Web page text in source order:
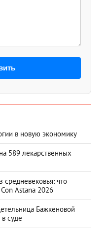
в новую экономику
589 лекарственных
что
Astana 2026
Бажкеновой
суде